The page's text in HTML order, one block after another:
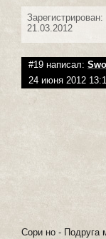
Зарегистрирован:
21.03.2012
#19 написал:
24 июня 2012
Сори но - Подруга